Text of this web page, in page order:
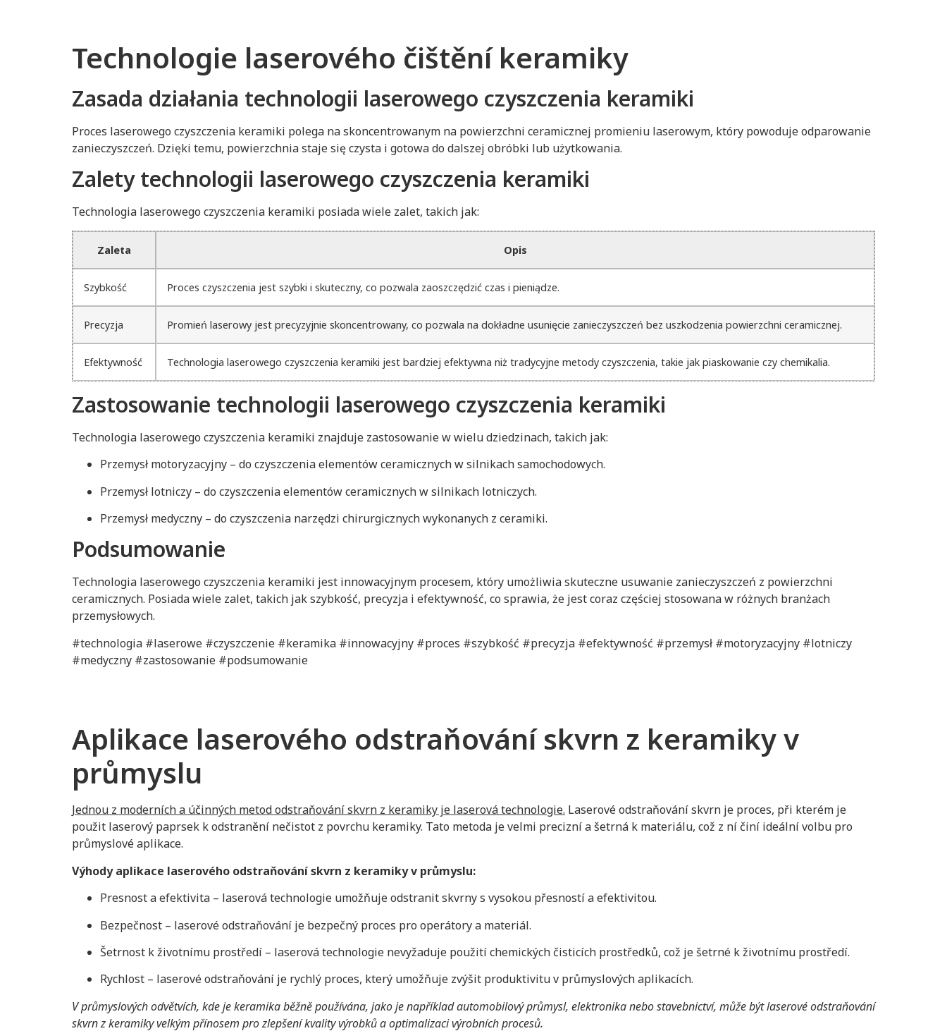
Technologie laserového čištění keramiky
Zasada działania technologii laserowego czyszczenia keramiki
Proces laserowego czyszczenia keramiki polega na skoncentrowanym na powierzchni ceramicznej promieniu laserowym, który powoduje odparowanie
zanieczyszczeń. Dzięki temu, powierzchnia staje się czysta i gotowa do dalszej obróbki lub użytkowania.
Zalety technologii laserowego czyszczenia keramiki
Technologia laserowego czyszczenia keramiki posiada wiele zalet, takich jak:
Zaleta Opis
Szybkość Proces czyszczenia jest szybki i skuteczny, co pozwala zaoszczędzić czas i pieniądze.
Precyzja Promień laserowy jest precyzyjnie skoncentrowany, co pozwala na dokładne usunięcie zanieczyszczeń bez uszkodzenia powierzchni ceramicznej.
Efektywność Technologia laserowego czyszczenia keramiki jest bardziej efektywna niż tradycyjne metody czyszczenia, takie jak piaskowanie czy chemikalia.
Zastosowanie technologii laserowego czyszczenia keramiki
Technologia laserowego czyszczenia keramiki znajduje zastosowanie w wielu dziedzinach, takich jak:
Przemysł motoryzacyjny – do czyszczenia elementów ceramicznych w silnikach samochodowych.
Przemysł lotniczy – do czyszczenia elementów ceramicznych w silnikach lotniczych.
Przemysł medyczny – do czyszczenia narzędzi chirurgicznych wykonanych z ceramiki.
Podsumowanie
Technologia laserowego czyszczenia keramiki jest innowacyjnym procesem, który umożliwia skuteczne usuwanie zanieczyszczeń z powierzchni
ceramicznych. Posiada wiele zalet, takich jak szybkość, precyzja i efektywność, co sprawia, że jest coraz częściej stosowana w różnych branżach
przemysłowych.
#technologia #laserowe #czyszczenie #keramika #innowacyjny #proces #szybkość #precyzja #efektywność #przemysł #motoryzacyjny #lotniczy
#medyczny #zastosowanie #podsumowanie
Aplikace laserového odstraňování skvrn z keramiky v
průmyslu
Jednou z moderních a účinných metod odstraňování skvrn z keramiky je laserová technologie. Laserové odstraňování skvrn je proces, při kterém je
použit laserový paprsek k odstranění nečistot z povrchu keramiky. Tato metoda je velmi precizní a šetrná k materiálu, což z ní činí ideální volbu pro
průmyslové aplikace.
Výhody aplikace laserového odstraňování skvrn z keramiky v průmyslu:
Presnost a efektivita – laserová technologie umožňuje odstranit skvrny s vysokou přesností a efektivitou.
Bezpečnost – laserové odstraňování je bezpečný proces pro operátory a materiál.
Šetrnost k životnímu prostředí – laserová technologie nevyžaduje použití chemických čisticích prostředků, což je šetrné k životnímu prostředí.
Rychlost – laserové odstraňování je rychlý proces, který umožňuje zvýšit produktivitu v průmyslových aplikacích.
V průmyslových odvětvích, kde je keramika běžně používána, jako je například automobilový průmysl, elektronika nebo stavebnictví, může být laserové odstraňování
skvrn z keramiky velkým přínosem pro zlepšení kvality výrobků a optimalizaci výrobních procesů.